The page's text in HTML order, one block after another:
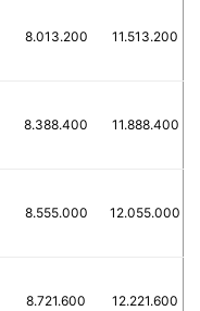
8.013.200 11.513.200
8.388.400 11.888.400
8.555.000 12.055.000
8.721.600 12.221.600